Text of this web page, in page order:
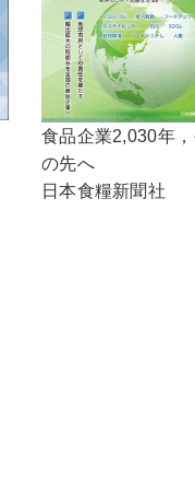
食品企業2,030年
の先へ
日本食糧新聞社